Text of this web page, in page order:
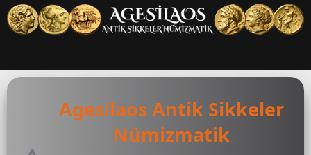
Agesilaos Antik Sikkeler
Nümizmatik